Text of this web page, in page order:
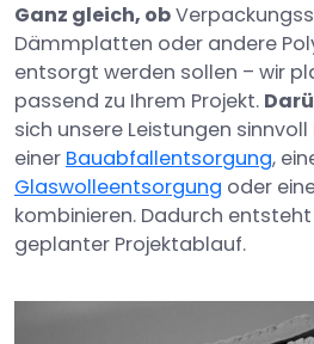
Ganz gleich, ob
Dämmplatten oder andere
entsorgt werden sollen – wir
passend zu Ihrem Projekt.
sich unsere Leistungen
einer Bauabfallentsorgung,
Glaswolleentsorgung oder
kombinieren. Dadurch
geplanter Projektablauf.